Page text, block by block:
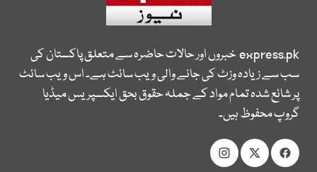
express.pkخبروں اور حالات حاضرہ سے متعلق پاکستان کی
سب سے زیادہ وزٹ کی جانے والی ویب سائٹ ہے۔ اس ویب سائٹ
پر شائع شدہ تمام مواد کے جملہ حقوق بحق ایکسپریس میڈیا
گروپ محفوظ ہیں۔